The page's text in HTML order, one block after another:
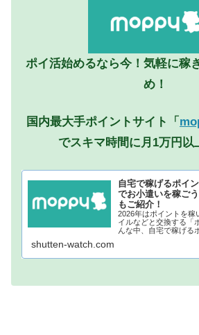
ポイ活始めるなら今！気軽に稼
め！
国内最大手ポイントサイト「
でスキマ時間に月1万円以
自宅で稼げるポイ
でお小遣いを稼ご
もご紹介！
2026年はポイントを稼
イルなどと交換する「
んな中、自宅で稼げる
ー」が注目されてい
自宅でポイントを稼
shutten-watch.com